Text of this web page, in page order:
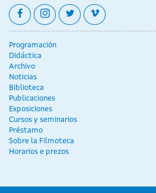
facebookinstagram
twittervimeo
Programación
Didáctica
Archivo
Noticias
Biblioteca
Publicaciones
Exposiciones
Cursos y seminarios
Préstamo
Sobre la Filmoteca
Horarios e prezos